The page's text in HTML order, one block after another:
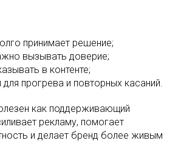
принимает решение;
вызывать доверие;
в контенте;
прогрева и повторных касаний.
как поддерживающий
рекламу, помогает
и делает бренд более живым